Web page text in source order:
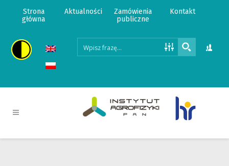
Strona
główna
Aktualności
Zamówienia
publiczne
Kontakt